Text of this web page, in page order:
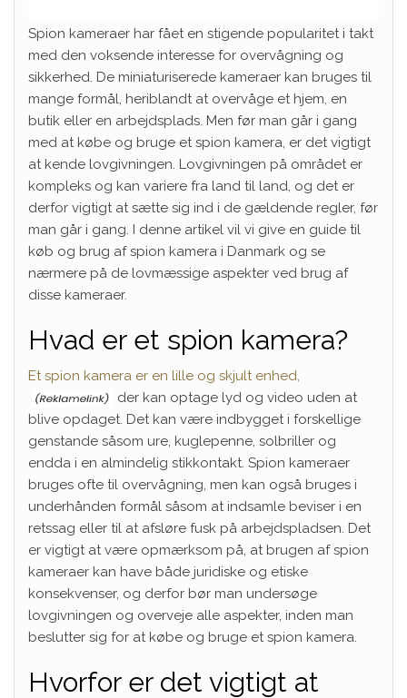
Spion kameraer har fået en stigende popularitet i takt
med den voksende interesse for overvågning og
sikkerhed. De miniaturiserede kameraer kan bruges til
mange formål, heriblandt at overvåge et hjem, en
butik eller en arbejdsplads. Men før man går i gang
med at købe og bruge et spion kamera, er det vigtigt
at kende lovgivningen. Lovgivningen på området er
kompleks og kan variere fra land til land, og det er
derfor vigtigt at sætte sig ind i de gældende regler, før
man går i gang. I denne artikel vil vi give en guide til
køb og brug af spion kamera i Danmark og se
nærmere på de lovmæssige aspekter ved brug af
disse kameraer.
Hvad er et spion kamera?
Et spion kamera er en lille og skjult enhed,
der kan optage lyd og video uden at
blive opdaget. Det kan være indbygget i forskellige
genstande såsom ure, kuglepenne, solbriller og
endda i en almindelig stikkontakt. Spion kameraer
bruges ofte til overvågning, men kan også bruges i
underhånden formål såsom at indsamle beviser i en
retssag eller til at afsløre fusk på arbejdspladsen. Det
er vigtigt at være opmærksom på, at brugen af spion
kameraer kan have både juridiske og etiske
konsekvenser, og derfor bør man undersøge
lovgivningen og overveje alle aspekter, inden man
beslutter sig for at købe og bruge et spion kamera.
Hvorfor er det vigtigt at